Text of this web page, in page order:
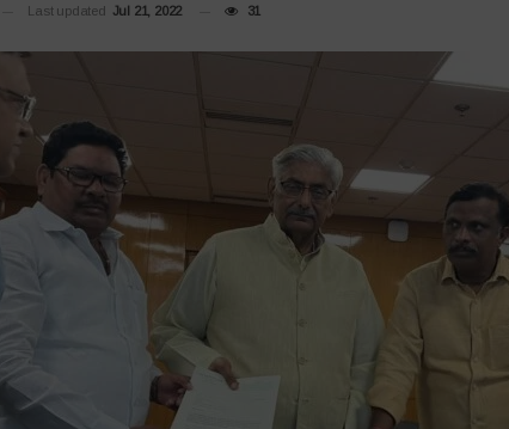
Last updated Jul 21, 2022 31